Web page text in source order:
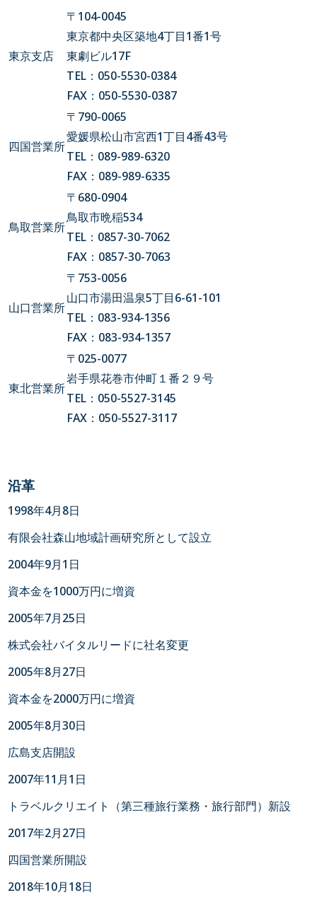
東京支店
〒104-0045
東京都中央区築地4丁目1番1号
東劇ビル17F
TEL：050-5530-0384
FAX：050-5530-0387
四国営業所
〒790-0065
愛媛県松山市宮西1丁目4番43号
TEL：089-989-6320
FAX：089-989-6335
鳥取営業所
〒680-0904
鳥取市晩稲534
TEL：0857-30-7062
FAX：0857-30-7063
山口営業所
〒753-0056
山口市湯田温泉5丁目6-61-101
TEL：083-934-1356
FAX：083-934-1357
東北営業所
〒025-0077
岩手県花巻市仲町１番２９号
TEL：050-5527-3145
FAX：050-5527-3117
沿革
1998年4月8日
有限会社森山地域計画研究所として設立
2004年9月1日
資本金を1000万円に増資
2005年7月25日
株式会社バイタルリードに社名変更
2005年8月27日
資本金を2000万円に増資
2005年8月30日
広島支店開設
2007年11月1日
トラベルクリエイト（第三種旅行業務・旅行部門）新設
2017年2月27日
四国営業所開設
2018年10月18日